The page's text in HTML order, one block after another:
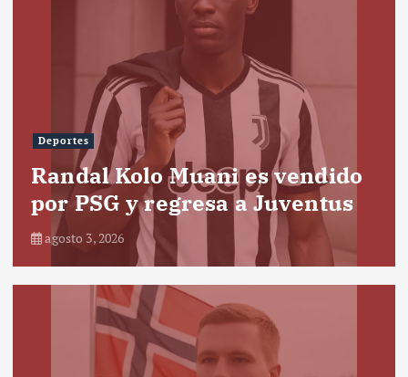
Deportes
Randal Kolo Muani es vendido
por PSG y regresa a Juventus
agosto 3, 2026